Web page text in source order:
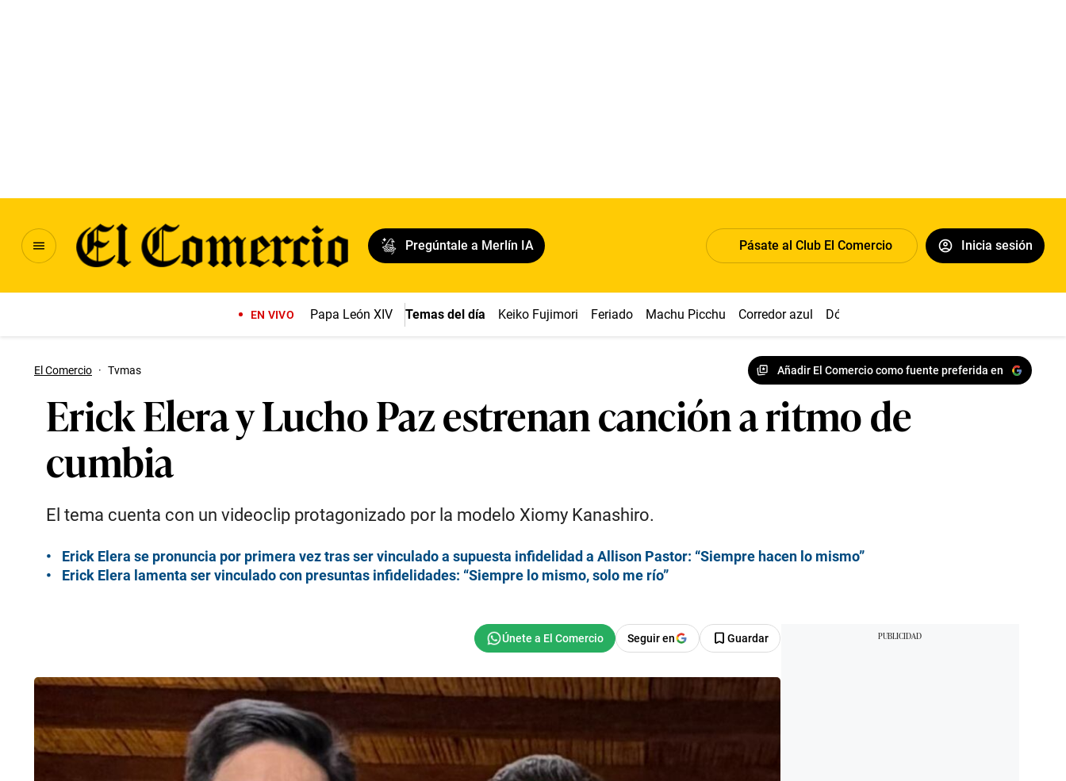
Pregúntale a Merlín IA Pásate al Club El Comercio Inicia sesión
EN VIVO Papa León XIV Temas del día Keiko Fujimori Feriado Machu Picchu Corredor azul Dólar
El Comercio · Tvmas Añadir El Comercio como fuente preferida en
Erick Elera y Lucho Paz estrenan canción a ritmo de
cumbia
El tema cuenta con un videoclip protagonizado por la modelo Xiomy Kanashiro.
Erick Elera se pronuncia por primera vez tras ser vinculado a supuesta infidelidad a Allison Pastor: “Siempre hacen lo mismo”
Erick Elera lamenta ser vinculado con presuntas infidelidades: “Siempre lo mismo, solo me río”
Seguir en Guardar